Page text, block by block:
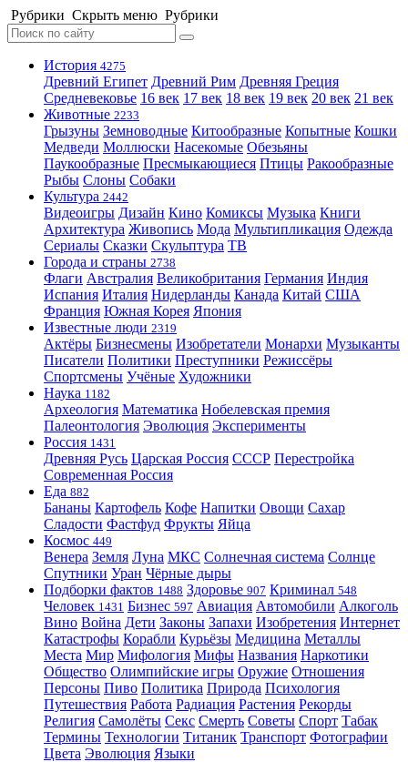
Рубрики Скрыть меню Рубрики
История 4275
Древний Египет Древний Рим Древняя Греция
Средневековье 16 век 17 век 18 век 19 век 20 век 21 век
Животные 2233
Грызуны Земноводные Китообразные Копытные Кошки
Медведи Моллюски Насекомые Обезьяны
Паукообразные Пресмыкающиеся Птицы Ракообразные
Рыбы Слоны Собаки
Культура 2442
Видеоигры Дизайн Кино Комиксы Музыка Книги
Архитектура Живопись Мода Мультипликация Одежда
Сериалы Сказки Скульптура ТВ
Города и страны 2738
Флаги Австралия Великобритания Германия Индия
Испания Италия Нидерланды Канада Китай США
Франция Южная Корея Япония
Известные люди 2319
Актёры Бизнесмены Изобретатели Монархи Музыканты
Писатели Политики Преступники Режиссёры
Спортсмены Учёные Художники
Наука 1182
Археология Математика Нобелевская премия
Палеонтология Эволюция Эксперименты
Россия 1431
Древняя Русь Царская Россия СССР Перестройка
Современная Россия
Еда 882
Бананы Картофель Кофе Напитки Овощи Сахар
Сладости Фастфуд Фрукты Яйца
Космос 449
Венера Земля Луна МКС Солнечная система Солнце
Спутники Уран Чёрные дыры
Подборки фактов 1488 Здоровье 907 Криминал 548
Человек 1431 Бизнес 597 Авиация Автомобили Алкоголь
Вино Война Дети Законы Запахи Изобретения Интернет
Катастрофы Корабли Курьёзы Медицина Металлы
Места Мир Мифология Мифы Названия Наркотики
Общество Олимпийские игры Оружие Отношения
Персоны Пиво Политика Природа Психология
Путешествия Работа Радиация Растения Рекорды
Религия Самолёты Секс Смерть Советы Спорт Табак
Термины Технологии Титаник Транспорт Фотографии
Цвета Эволюция Языки